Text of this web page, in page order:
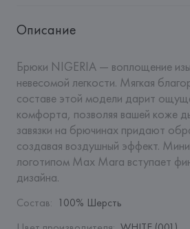
Описание
Брюки NIGERIA — воплощение
невесомой легкости. Мягкая
составе этой модели дарит
комфорта, позволяя вашей коже
завязки на брючинах придают
создавая воздушный эффект.
логотипом Max Mara вступает
дизайна.
Состав: 100% Шерсть